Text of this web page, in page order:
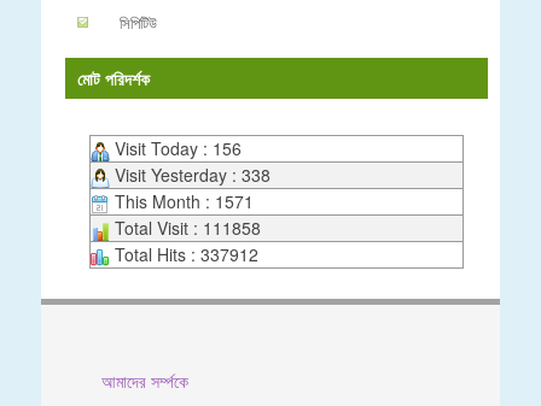
সিপিটিউ
মোট পরিদর্শক
Visit Today : 156
Visit Yesterday : 338
This Month : 1571
Total Visit : 111858
Total Hits : 337912
আমাদের সর্ম্পকে